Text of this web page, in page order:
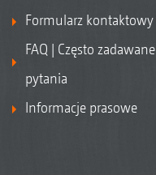
Formularz kontaktowy
FAQ | Często zadawane
pytania
Informacje prasowe